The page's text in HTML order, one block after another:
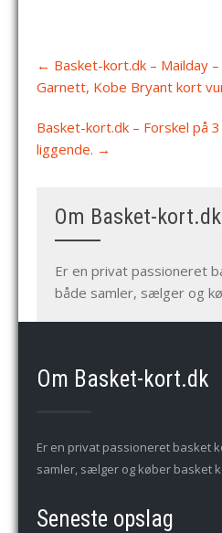
navigation
← Basket-kort.dk – Mailday
Garnett, Kobe Bryant kort
Basket-kort.dk – Forskel på
liggende. →
Om Basket-kort.dk
Er en privat passioneret
både samler, sælger og
Om Basket-kort.dk
Er en privat passioneret basket
samler, sælger og køber basket
Seneste opslag